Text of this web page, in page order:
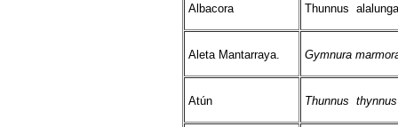
Albacora Thunnus alalunga
Aleta Mantarraya. Gymnura
Atún Thunnus thynnus